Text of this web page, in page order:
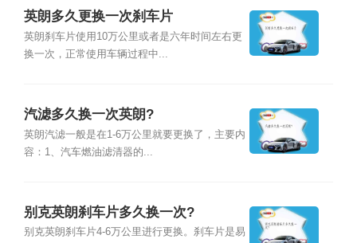
英朗多久更换一次刹车片
英朗刹车片使用10万公里或者是六年时间左右更
换一次，正常使用车辆过程中...
汽滤多久换一次英朗?
英朗汽滤一般是在1-6万公里就要更换了，主要内
容：1、汽车燃油滤清器的...
别克英朗刹车片多久换一次?
别克英朗刹车片4-6万公里进行更换。刹车片是易